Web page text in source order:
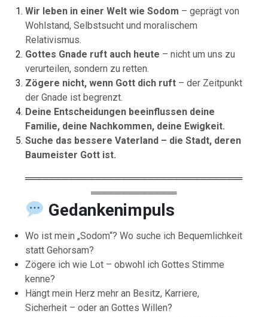
Wir leben in einer Welt wie Sodom – geprägt von
Wohlstand, Selbstsucht und moralischem
Relativismus.
Gottes Gnade ruft auch heute – nicht um uns zu
verurteilen, sondern zu retten.
Zögere nicht, wenn Gott dich ruft – der Zeitpunkt
der Gnade ist begrenzt.
Deine Entscheidungen beeinflussen deine
Familie, deine Nachkommen, deine Ewigkeit.
Suche das bessere Vaterland – die Stadt, deren
Baumeister Gott ist.
═════════════════════════════════
═════════════
Gedankenimpuls
Wo ist mein „Sodom“? Wo suche ich Bequemlichkeit
statt Gehorsam?
Zögere ich wie Lot – obwohl ich Gottes Stimme
kenne?
Hängt mein Herz mehr an Besitz, Karriere,
Sicherheit – oder an Gottes Willen?